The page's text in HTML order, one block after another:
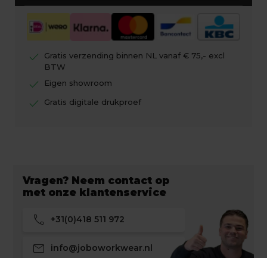
check
Gratis verzending binnen NL vanaf € 75,- excl
BTW
check Eigen showroom
check Gratis digitale drukproef
Vragen? Neem contact op
met onze klantenservice
call +31(0)418 511 972
mail info@joboworkwear.nl